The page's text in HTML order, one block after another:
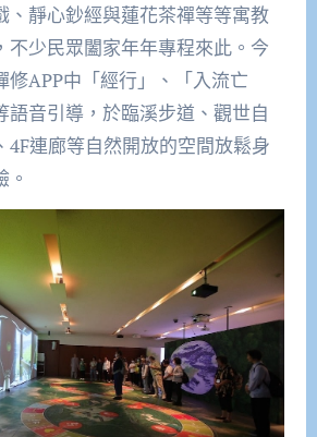
、靜心鈔經與蓮花茶禪等等寓教
不少民眾闔家年年專程來此。今
修APP中「經行」、「入流亡
語音引導，於臨溪步道、觀世自
4F連廊等自然開放的空間放鬆身